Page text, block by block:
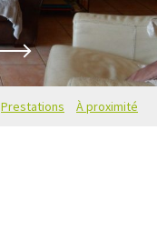
Prestations À proximité